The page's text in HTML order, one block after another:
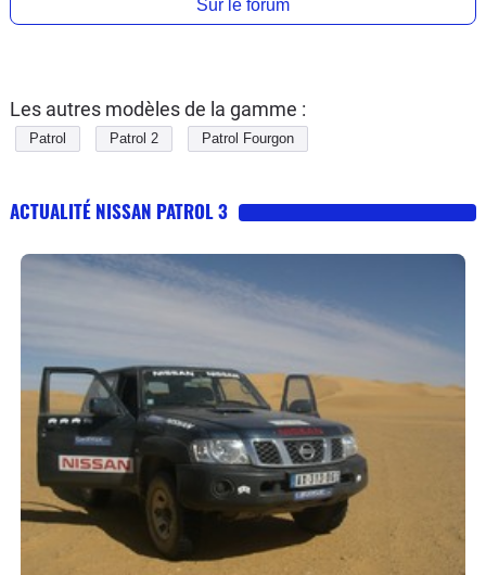
Sur le forum
Les autres modèles de la gamme :
Patrol Patrol 2 Patrol Fourgon
ACTUALITÉ NISSAN PATROL 3